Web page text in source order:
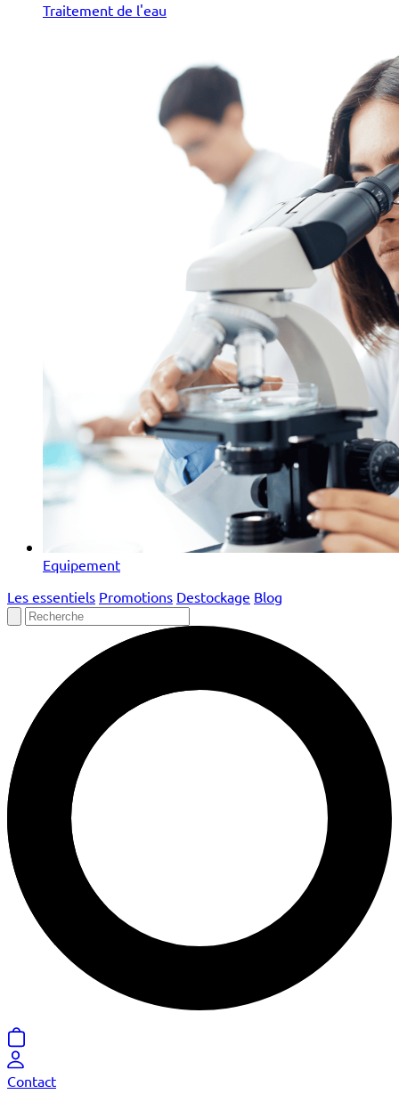
Traitement de l'eau
Equipement
Les essentiels Promotions Destockage Blog
Contact